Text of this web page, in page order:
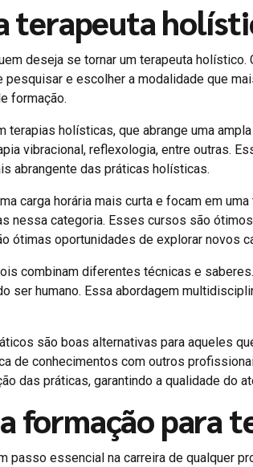
terapeuta
deseja se tornar um terapeuta
e escolher a modalidade que
formação.
holísticas, que abrange uma
vibracional, reflexologia, entre outras.
abrangente das práticas holísticas.
carga horária mais curta e focam em
nessa categoria. Esses cursos são
ótimas oportunidades de explorar novos
combinam diferentes técnicas e
ser humano. Essa abordagem
são boas alternativas para aqueles
de conhecimentos com outros
das práticas, garantindo a qualidade do
formação para
passo essencial na carreira de qualquer